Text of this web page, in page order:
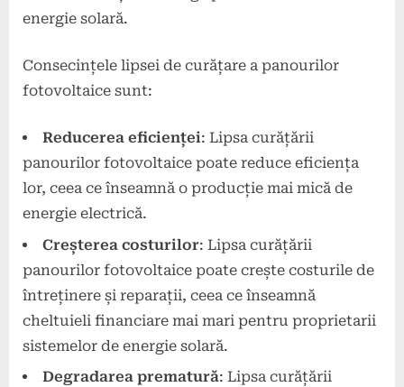
energie solară.
Consecințele lipsei de curățare a panourilor
fotovoltaice sunt:
Reducerea eficienței: Lipsa curățării
panourilor fotovoltaice poate reduce eficiența
lor, ceea ce înseamnă o producție mai mică de
energie electrică.
Creșterea costurilor: Lipsa curățării
panourilor fotovoltaice poate crește costurile de
întreținere și reparații, ceea ce înseamnă
cheltuieli financiare mai mari pentru proprietarii
sistemelor de energie solară.
Degradarea prematură: Lipsa curățării